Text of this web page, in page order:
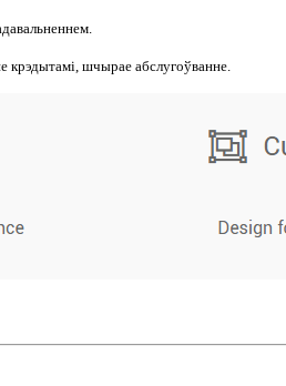
крэдытамі, шчырае абслугоўванне.